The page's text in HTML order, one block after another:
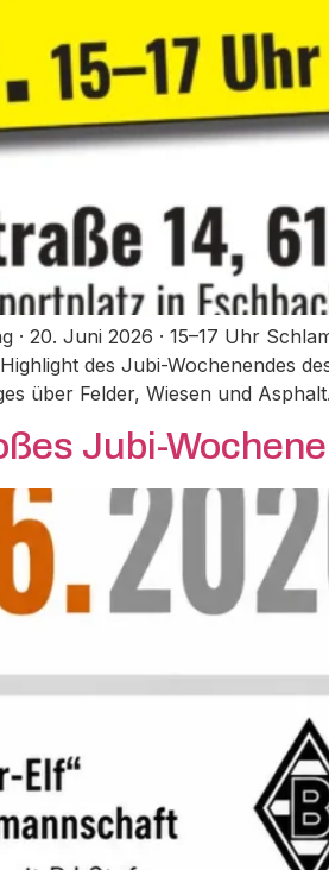
20. Juni 2026 · 15–17 Uhr
des Jubi-Wochenendes
über Felder, Wiesen und Asphalt.
Jubi-